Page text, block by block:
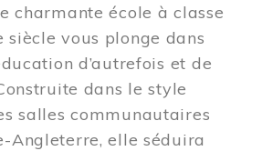
charmante école à classe
siècle vous plonge dans
d’autrefois et de
dans le style
salles communautaires
Angleterre, elle séduira